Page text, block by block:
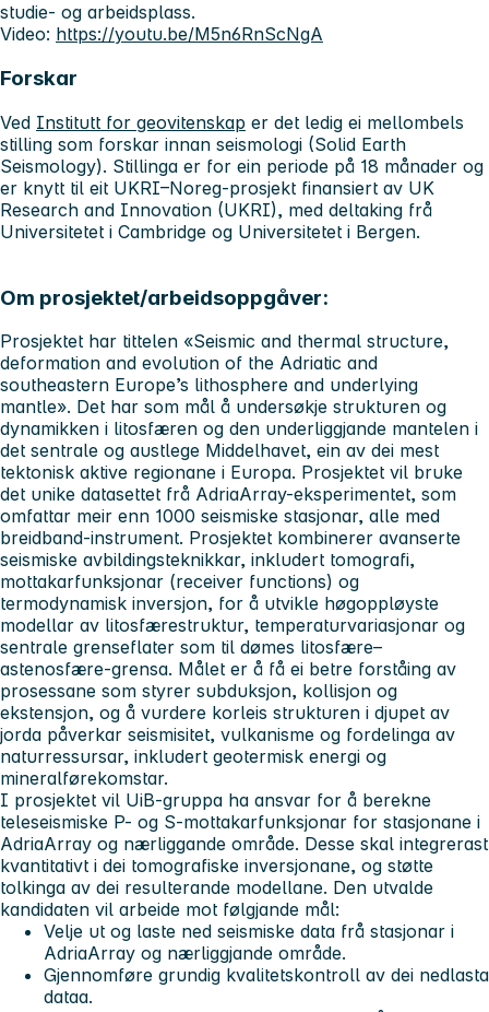
studie- og arbeidsplass.
Video: https://youtu.be/M5n6RnScNgA
Forskar
Ved Institutt for geovitenskap er det ledig ei mellombels
stilling som forskar innan seismologi (Solid Earth
Seismology). Stillinga er for ein periode på 18 månader og
er knytt til eit UKRI–Noreg-prosjekt finansiert av UK
Research and Innovation (UKRI), med deltaking frå
Universitetet i Cambridge og Universitetet i Bergen.
Om prosjektet/arbeidsoppgåver:
Prosjektet har tittelen «Seismic and thermal structure,
deformation and evolution of the Adriatic and
southeastern Europe’s lithosphere and underlying
mantle». Det har som mål å undersøkje strukturen og
dynamikken i litosfæren og den underliggjande mantelen i
det sentrale og austlege Middelhavet, ein av dei mest
tektonisk aktive regionane i Europa. Prosjektet vil bruke
det unike datasettet frå AdriaArray-eksperimentet, som
omfattar meir enn 1000 seismiske stasjonar, alle med
breidband-instrument. Prosjektet kombinerer avanserte
seismiske avbildingsteknikkar, inkludert tomografi,
mottakarfunksjonar (receiver functions) og
termodynamisk inversjon, for å utvikle høgoppløyste
modellar av litosfærestruktur, temperaturvariasjonar og
sentrale grenseflater som til dømes litosfære–
astenosfære-grensa. Målet er å få ei betre forståing av
prosessane som styrer subduksjon, kollisjon og
ekstensjon, og å vurdere korleis strukturen i djupet av
jorda påverkar seismisitet, vulkanisme og fordelinga av
naturressursar, inkludert geotermisk energi og
mineralførekomstar.
I prosjektet vil UiB-gruppa ha ansvar for å berekne
teleseismiske P- og S-mottakarfunksjonar for stasjonane i
AdriaArray og nærliggande område. Desse skal integrerast
kvantitativt i dei tomografiske inversjonane, og støtte
tolkinga av dei resulterande modellane. Den utvalde
kandidaten vil arbeide mot følgjande mål:
Velje ut og laste ned seismiske data frå stasjonar i
AdriaArray og nærliggjande område.
Gjennomføre grundig kvalitetskontroll av dei nedlasta
dataa.